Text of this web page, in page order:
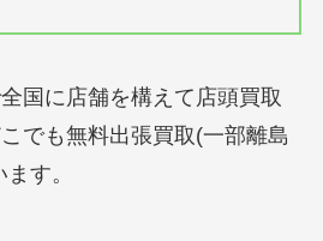
国に店舗を構えて店頭買取
でも無料出張買取(一部離島
す。